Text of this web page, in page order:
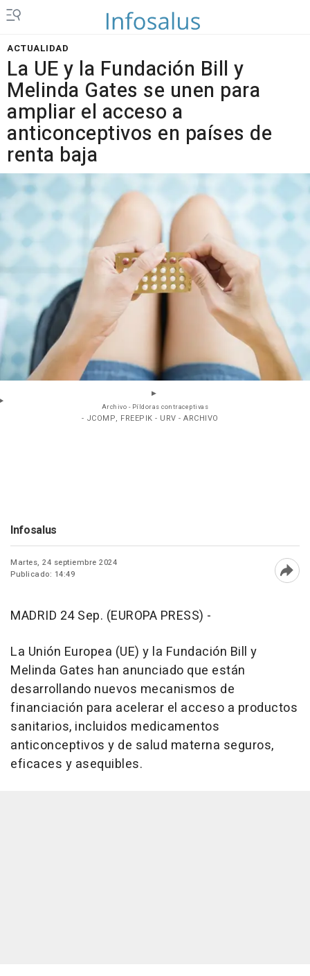
ACTUALIDAD
La UE y la Fundación Bill y
Melinda Gates se unen para
ampliar el acceso a
anticonceptivos en países de
renta baja
Archivo - Píldoras contraceptivas
- JCOMP, FREEPIK - URV - ARCHIVO
Infosalus
Martes, 24 septiembre 2024
Publicado: 14:49
MADRID 24 Sep. (EUROPA PRESS) -
La Unión Europea (UE) y la Fundación Bill y
Melinda Gates han anunciado que están
desarrollando nuevos mecanismos de
financiación para acelerar el acceso a productos
sanitarios, incluidos medicamentos
anticonceptivos y de salud materna seguros,
eficaces y asequibles.